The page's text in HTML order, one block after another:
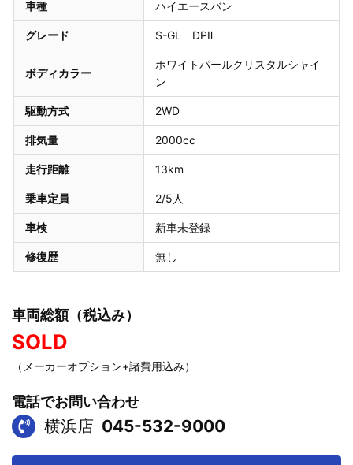
車種 ハイエースバン
グレード S-GL DPⅡ
ボディカラー
ホワイトパールクリスタルシャイ
ン
駆動方式 2WD
排気量 2000cc
走行距離 13km
乗車定員 2/5人
車検 新車未登録
修復歴 無し
車両総額（税込み）
SOLD
（メーカーオプション+諸費用込み）
電話でお問い合わせ
横浜店 045-532-9000